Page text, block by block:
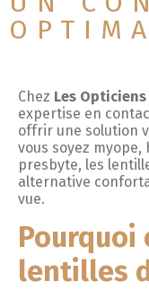
Chez Les Opticiens
expertise en
offrir une solution
vous soyez
presbyte, les
alternative
vue.
Pourquoi
lentilles